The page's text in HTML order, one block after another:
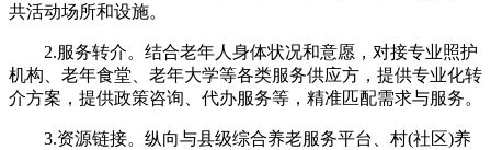
共活动场所和设施。
2.服务转介。结合老年人身体状况和意愿，对接专业照护
机构、老年食堂、老年大学等各类服务供应方，提供专业化转
介方案，提供政策咨询、代办服务等，精准匹配需求与服务。
3.资源链接。纵向与县级综合养老服务平台、村(社区)养